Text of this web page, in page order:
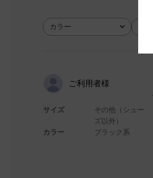
カラー
全て
ご利用者様
サイズ
カラー
その他（シュー
ズ以外）
ブラック系